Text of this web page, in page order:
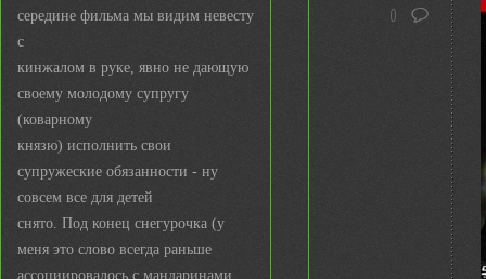
середине фильма мы видим невесту
с
кинжалом в руке, явно не дающую
своему молодому супругу
(коварному
князю) исполнить свои
супружеские обязанности - ну
совсем все для детей
снято. Под конец снегурочка (у
меня это слово всегда раньше
ассоциировалось с мандаринами,
0